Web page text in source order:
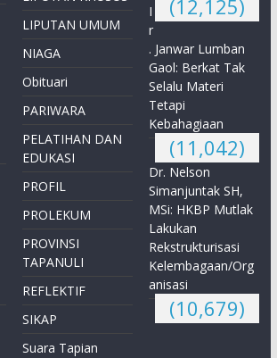
LIPUTAN UMUM
NIAGA
Obituari
PARIWARA
PELATIHAN DAN
EDUKASI
PROFIL
PROLEKUM
PROVINSI
TAPANULI
REFLEKTIF
SIKAP
Suara Tapian
(12,125)
I
r
. Janwar Lumban
Gaol: Berkat Tak
Selalu Materi
Tetapi
Kebahagiaan
(11,042)
Dr. Nelson
Simanjuntak SH,
MSi: HKBP Mutlak
Lakukan
Rekstrukturisasi
Kelembagaan/Org
anisasi
(10,679)